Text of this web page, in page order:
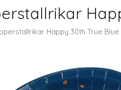
Happy 30th True